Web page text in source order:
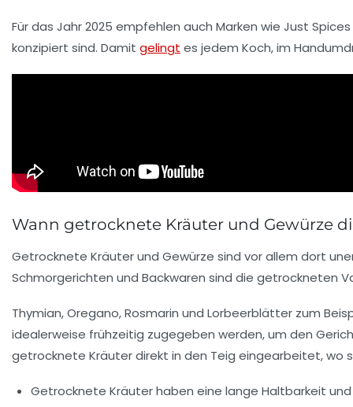
Für das Jahr 2025 empfehlen auch Marken wie Just Spices
konzipiert sind. Damit gelingt es jedem Koch, im
Wann getrocknete Kräuter und Gewürze
Getrocknete Kräuter und Gewürze sind vor allem dort
Schmorgerichten und Backwaren sind die getrockneten
Thymian, Oregano, Rosmarin und Lorbeerblätter zum
idealerweise frühzeitig zugegeben werden, um den
getrocknete Kräuter direkt in den Teig eingearbeitet, wo
Getrocknete Kräuter haben eine lange Haltbarkeit